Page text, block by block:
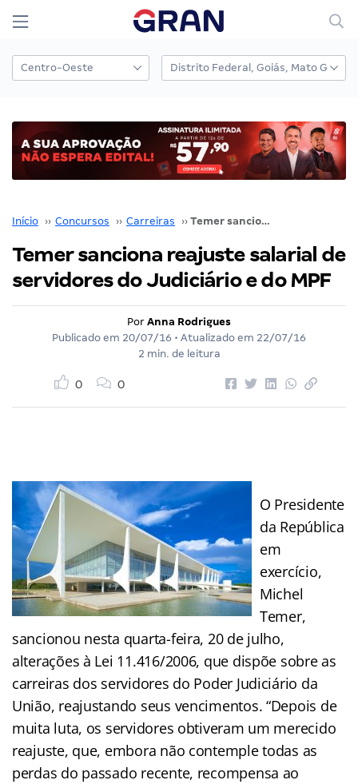
Início ›› Concursos ›› Carreiras ›› Temer sanciona reajuste salarial de servidores do Judiciário e do MPF
Temer sanciona reajuste salarial de
servidores do Judiciário e do MPF
Por Anna Rodrigues
Publicado em 20/07/16 • Atualizado em 22/07/16
2 min. de leitura
0 0
O Presidente
da República
em
exercício,
Michel
Temer,
sancionou nesta quarta-feira, 20 de julho,
alterações à Lei 11.416/2006, que dispõe sobre as
carreiras dos servidores do Poder Judiciário da
União, reajustando seus vencimentos. “Depois de
muita luta, os servidores obtiveram um merecido
reajuste, que, embora não contemple todas as
perdas do passado recente, recompensa ao